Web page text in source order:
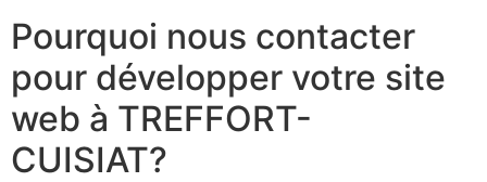
Pourquoi nous contacter
pour développer votre site
web à TREFFORT-
CUISIAT?